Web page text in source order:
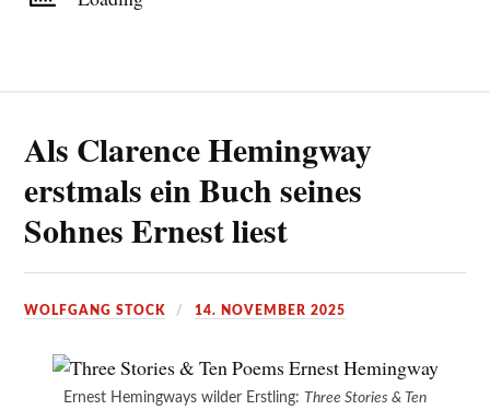
Als Clarence Hemingway
erstmals ein Buch seines
Sohnes Ernest liest
WOLFGANG STOCK 14. NOVEMBER 2025
Ernest Hemingways wilder Erstling: Three Stories & Ten